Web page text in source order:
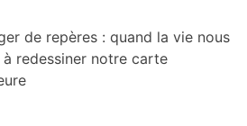
de repères : quand la vie nous
redessiner notre carte